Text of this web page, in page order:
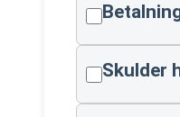
Skulder